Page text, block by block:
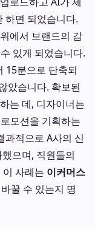
하면 되었습니다.
에서 브랜드의 감
있게 되었습니다.
15분으로 단축되
았습니다. 확보된
는 데, 디자이너는
모션을 기획하는
과적으로 A사의 신
으며, 직원들의
사례는 이커머스
꿀 수 있는지 명